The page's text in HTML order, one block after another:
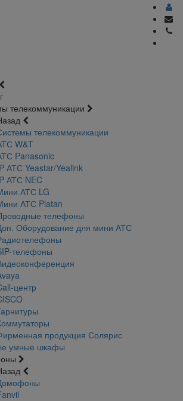
телекоммуникации
телекоммуникации
W&T
Panasonic
АТС Yeastar/Yealink
АТС NEC
АТС LG
АТС Platan
телефоны
Оборудование для мини АТС
телефоны
центр
продукция Солярис
умные шкафы